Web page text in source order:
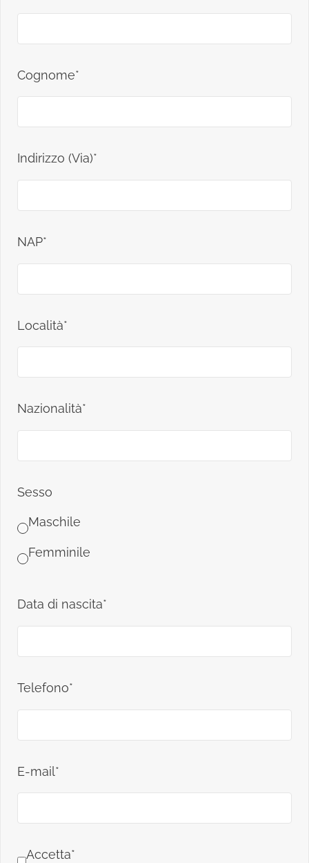
Cognome*
Indirizzo (Via)*
NAP*
Località*
Nazionalità*
Sesso
Maschile
Femminile
Data di nascita*
Telefono*
E-mail*
Accetta*